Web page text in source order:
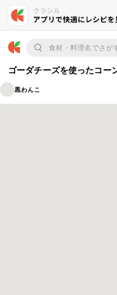
ゴーダチーズを使ったコー
黒わんこ